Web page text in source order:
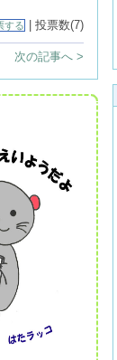
する | 投票数(7)
次の記事へ >